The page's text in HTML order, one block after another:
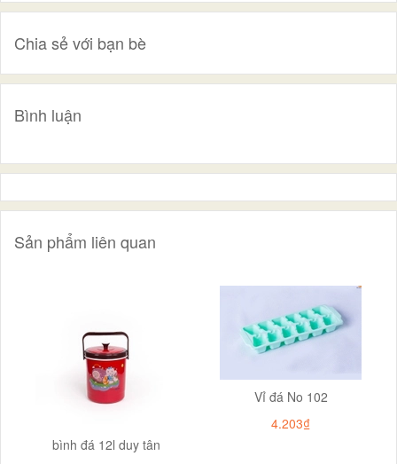
Chia sẻ với bạn bè
Bình luận
Sản phẩm liên quan
bình đá 12l duy tân
Vỉ đá No 102
4.203₫